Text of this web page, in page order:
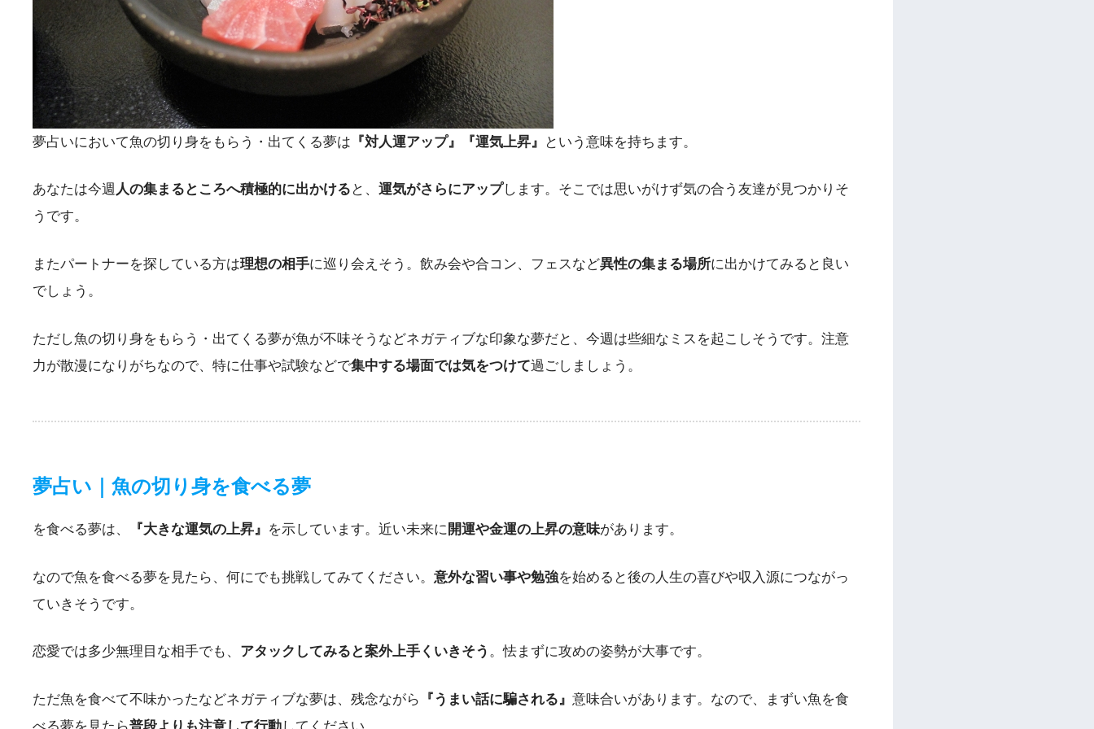
夢占いにおいて魚の切り身をもらう・出てくる夢は 『対人運アップ』『運気上昇』 という意味を持ちます。
あなたは今週 人の集まるところへ積極的に出かける と、 運気がさらにアップします。そこでは思いがけず気の合う友達が見つかりそ
うです。
またパートナーを探している方は理想の相手に巡り会えそう。飲み会や合コン、フェスなど異性の集まる場所に出かけてみると良い
でしょう。
ただし魚の切り身をもらう・出てくる夢が魚が不味そうなどネガティブな印象な夢だと、今週は些細なミスを起こしそうです。注意
力が散漫になりがちなので、特に仕事や試験などで集中する場面では気をつけて過ごしましょう。
夢占い｜魚の切り身を食べる夢
を食べる夢は、 『大きな運気の上昇』 を示しています。近い未来に 開運や金運の上昇の意味があります。
なので魚を食べる夢を見たら、何にでも挑戦してみてください。 意外な習い事や勉強を始めると後の人生の喜びや収入源につながっ
ていきそうです。
恋愛では多少無理目な相手でも、 アタックしてみると案外上手くいきそう 。怯まずに攻めの姿勢が大事です。
ただ魚を食べて不味かったなどネガティブな夢は、残念ながら 『うまい話に騙される』 意味合いがあります。なので、まずい魚を食